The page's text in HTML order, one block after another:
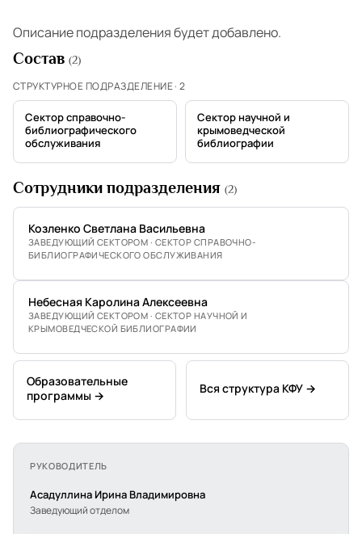
Описание подразделения будет добавлено.
Состав (2)
СТРУКТУРНОЕ ПОДРАЗДЕЛЕНИЕ · 2
Сектор справочно-
библиографического
обслуживания
Сектор научной и
крымоведческой
библиографии
Сотрудники подразделения (2)
Козленко Светлана Васильевна
ЗАВЕДУЮЩИЙ СЕКТОРОМ · СЕКТОР СПРАВОЧНО-
БИБЛИОГРАФИЧЕСКОГО ОБСЛУЖИВАНИЯ
Небесная Каролина Алексеевна
ЗАВЕДУЮЩИЙ СЕКТОРОМ · СЕКТОР НАУЧНОЙ И
КРЫМОВЕДЧЕСКОЙ БИБЛИОГРАФИИ
Образовательные
программы →
Вся структура КФУ →
РУКОВОДИТЕЛЬ
Асадуллина Ирина Владимировна
Заведующий отделом